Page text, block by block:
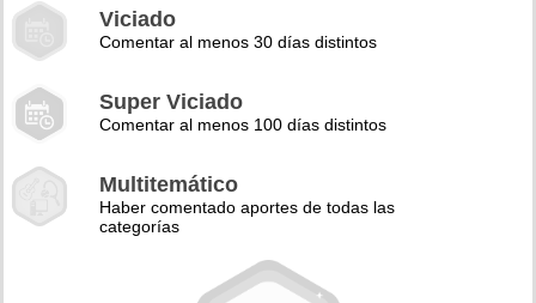
Viciado
Comentar al menos 30 días distintos
Super Viciado
Comentar al menos 100 días distintos
Multitemático
Haber comentado aportes de todas las
categorías